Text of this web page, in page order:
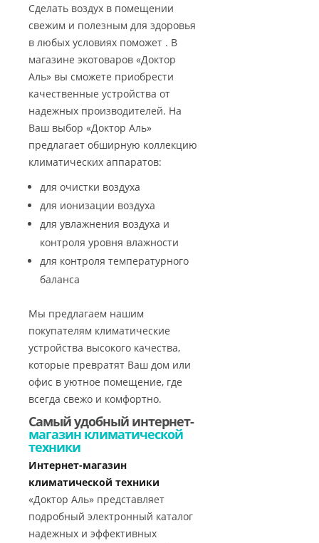
Сделать воздух в помещении
свежим и полезным для здоровья
в любых условиях поможет . В
магазине экотоваров «Доктор
Аль» вы сможете приобрести
качественные устройства от
надежных производителей. На
Ваш выбор «Доктор Аль»
предлагает обширную коллекцию
климатических аппаратов:
для очистки воздуха
для ионизации воздуха
для увлажнения воздуха и
контроля уровня влажности
для контроля температурного
баланса
Мы предлагаем нашим
покупателям климатические
устройства высокого качества,
которые превратят Ваш дом или
офис в уютное помещение, где
всегда свежо и комфортно.
Самый удобный интернет-
магазин климатической
техники
Интернет-магазин
климатической техники
«Доктор Аль» представляет
подробный электронный каталог
надежных и эффективных